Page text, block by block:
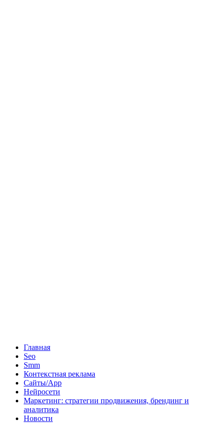
Главная
Seo
Smm
Контекстная реклама
Сайты/App
Нейросети
Маркетинг: стратегии продвижения, брендинг и
аналитика
Новости